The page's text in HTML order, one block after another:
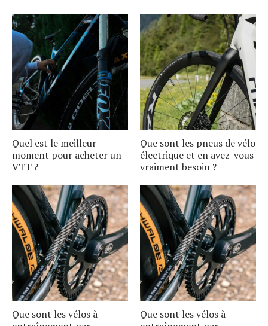
Quel est le meilleur
moment pour acheter un
VTT ?
Que sont les pneus de vélo
électrique et en avez-vous
vraiment besoin ?
Que sont les vélos à
Que sont les vélos à